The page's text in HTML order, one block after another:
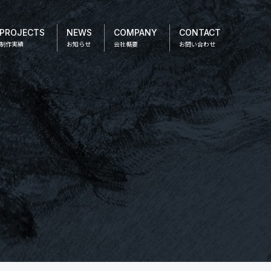
PROJECTS
制作実績
NEWS
お知らせ
COMPANY
会社概要
CONTACT
お問い合わせ